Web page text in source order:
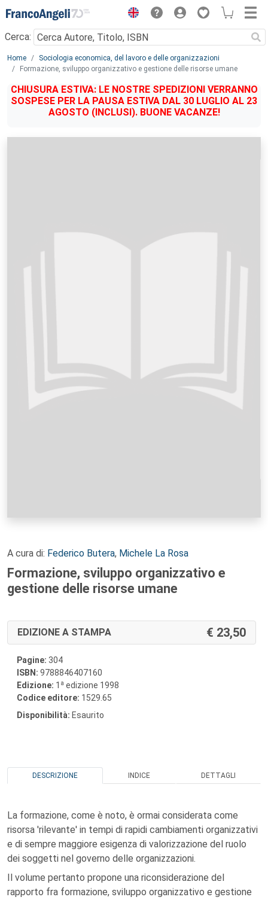
Menu
Cerca:
Main content
Home
Sociologia economica, del lavoro e delle organizzazioni
Formazione, sviluppo organizzativo e gestione delle risorse umane
CHIUSURA ESTIVA: LE NOSTRE SPEDIZIONI VERRANNO
SOSPESE PER LA PAUSA ESTIVA DAL 30 LUGLIO AL 23
AGOSTO (INCLUSI). BUONE VACANZE!
A cura di: Federico Butera, Michele La Rosa
Formazione, sviluppo organizzativo e
gestione delle risorse umane
EDIZIONE A STAMPA 23,50
Pagine: 304
ISBN: 9788846407160
Edizione: 1 a edizione 1998
Codice editore: 1529.65
Disponibilità: Esaurito
DESCRIZIONE INDICE DETTAGLI
La formazione, come è noto, è ormai considerata come
risorsa 'rilevante' in tempi di rapidi cambiamenti organizzativi
e di sempre maggiore esigenza di valorizzazione del ruolo
dei soggetti nel governo delle organizzazioni.
Il volume pertanto propone una riconsiderazione del
rapporto fra formazione, sviluppo organizzativo e gestione